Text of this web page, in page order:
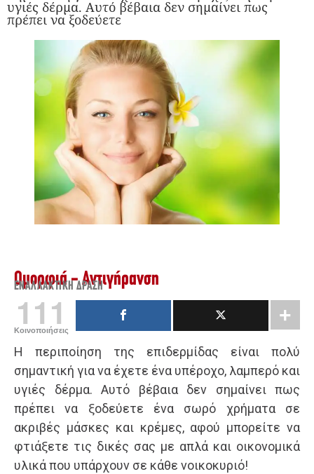
υγιές δέρμα. Αυτό βέβαια δεν σημαίνει πως
πρέπει να ξοδεύετε
Ομορφιά - Αντιγήρανση
ΕΝΑΛΛΑΚΤΙΚΉ ΔΡΆΣΗ
111
Κοινοποιήσεις
Η περιποίηση της επιδερμίδας είναι πολύ
σημαντική για να έχετε ένα υπέροχο, λαμπερό και
υγιές δέρμα. Αυτό βέβαια δεν σημαίνει πως
πρέπει να ξοδεύετε ένα σωρό χρήματα σε
ακριβές μάσκες και κρέμες, αφού μπορείτε να
φτιάξετε τις δικές σας με απλά και οικονομικά
υλικά που υπάρχουν σε κάθε νοικοκυριό!